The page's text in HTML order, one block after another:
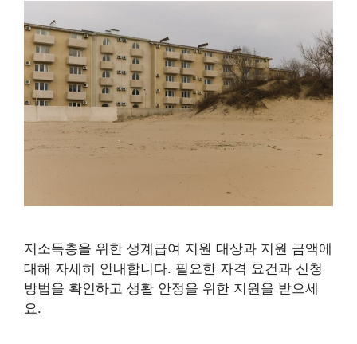
저소득층을 위한 생계급여 지원 대상과 지원 금액에
대해 자세히 안내합니다. 필요한 자격 요건과 신청
방법을 확인하고 생활 안정을 위한 지원을 받으세
요.